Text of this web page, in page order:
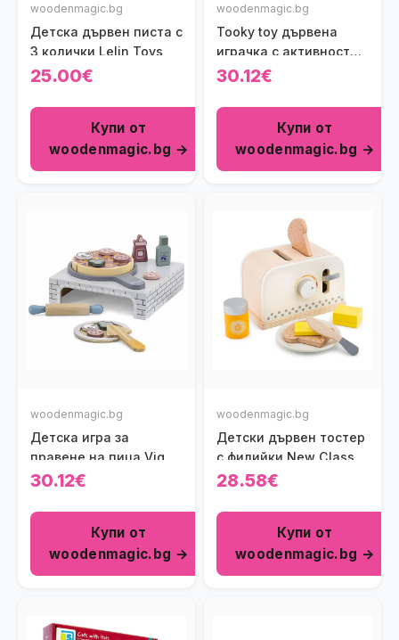
woodenmagic.bg
Детска дървен писта с
3 колички Lelin Toys
25.00€
Купи от
woodenmagic.bg →
woodenmagic.bg
Tooky toy дървена
играчка с активности -
Ракета
30.12€
Купи от
woodenmagic.bg →
woodenmagic.bg
Детска игра за
правене на пица Viga
toys
30.12€
Купи от
woodenmagic.bg →
woodenmagic.bg
Детски дървен тостер
с филийки New Classic
Toys
28.58€
Купи от
woodenmagic.bg →